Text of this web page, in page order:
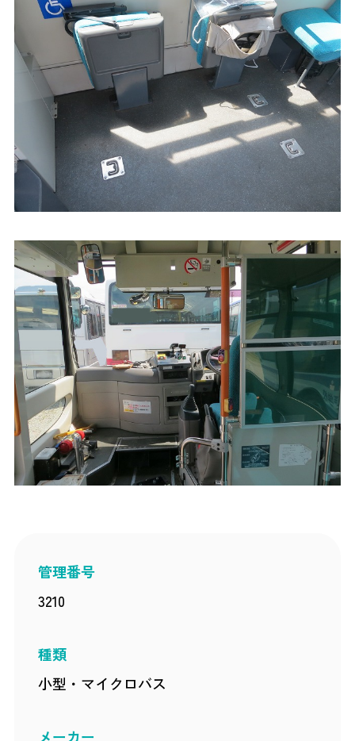
管理番号
3210
種類
小型・マイクロバス
メーカー